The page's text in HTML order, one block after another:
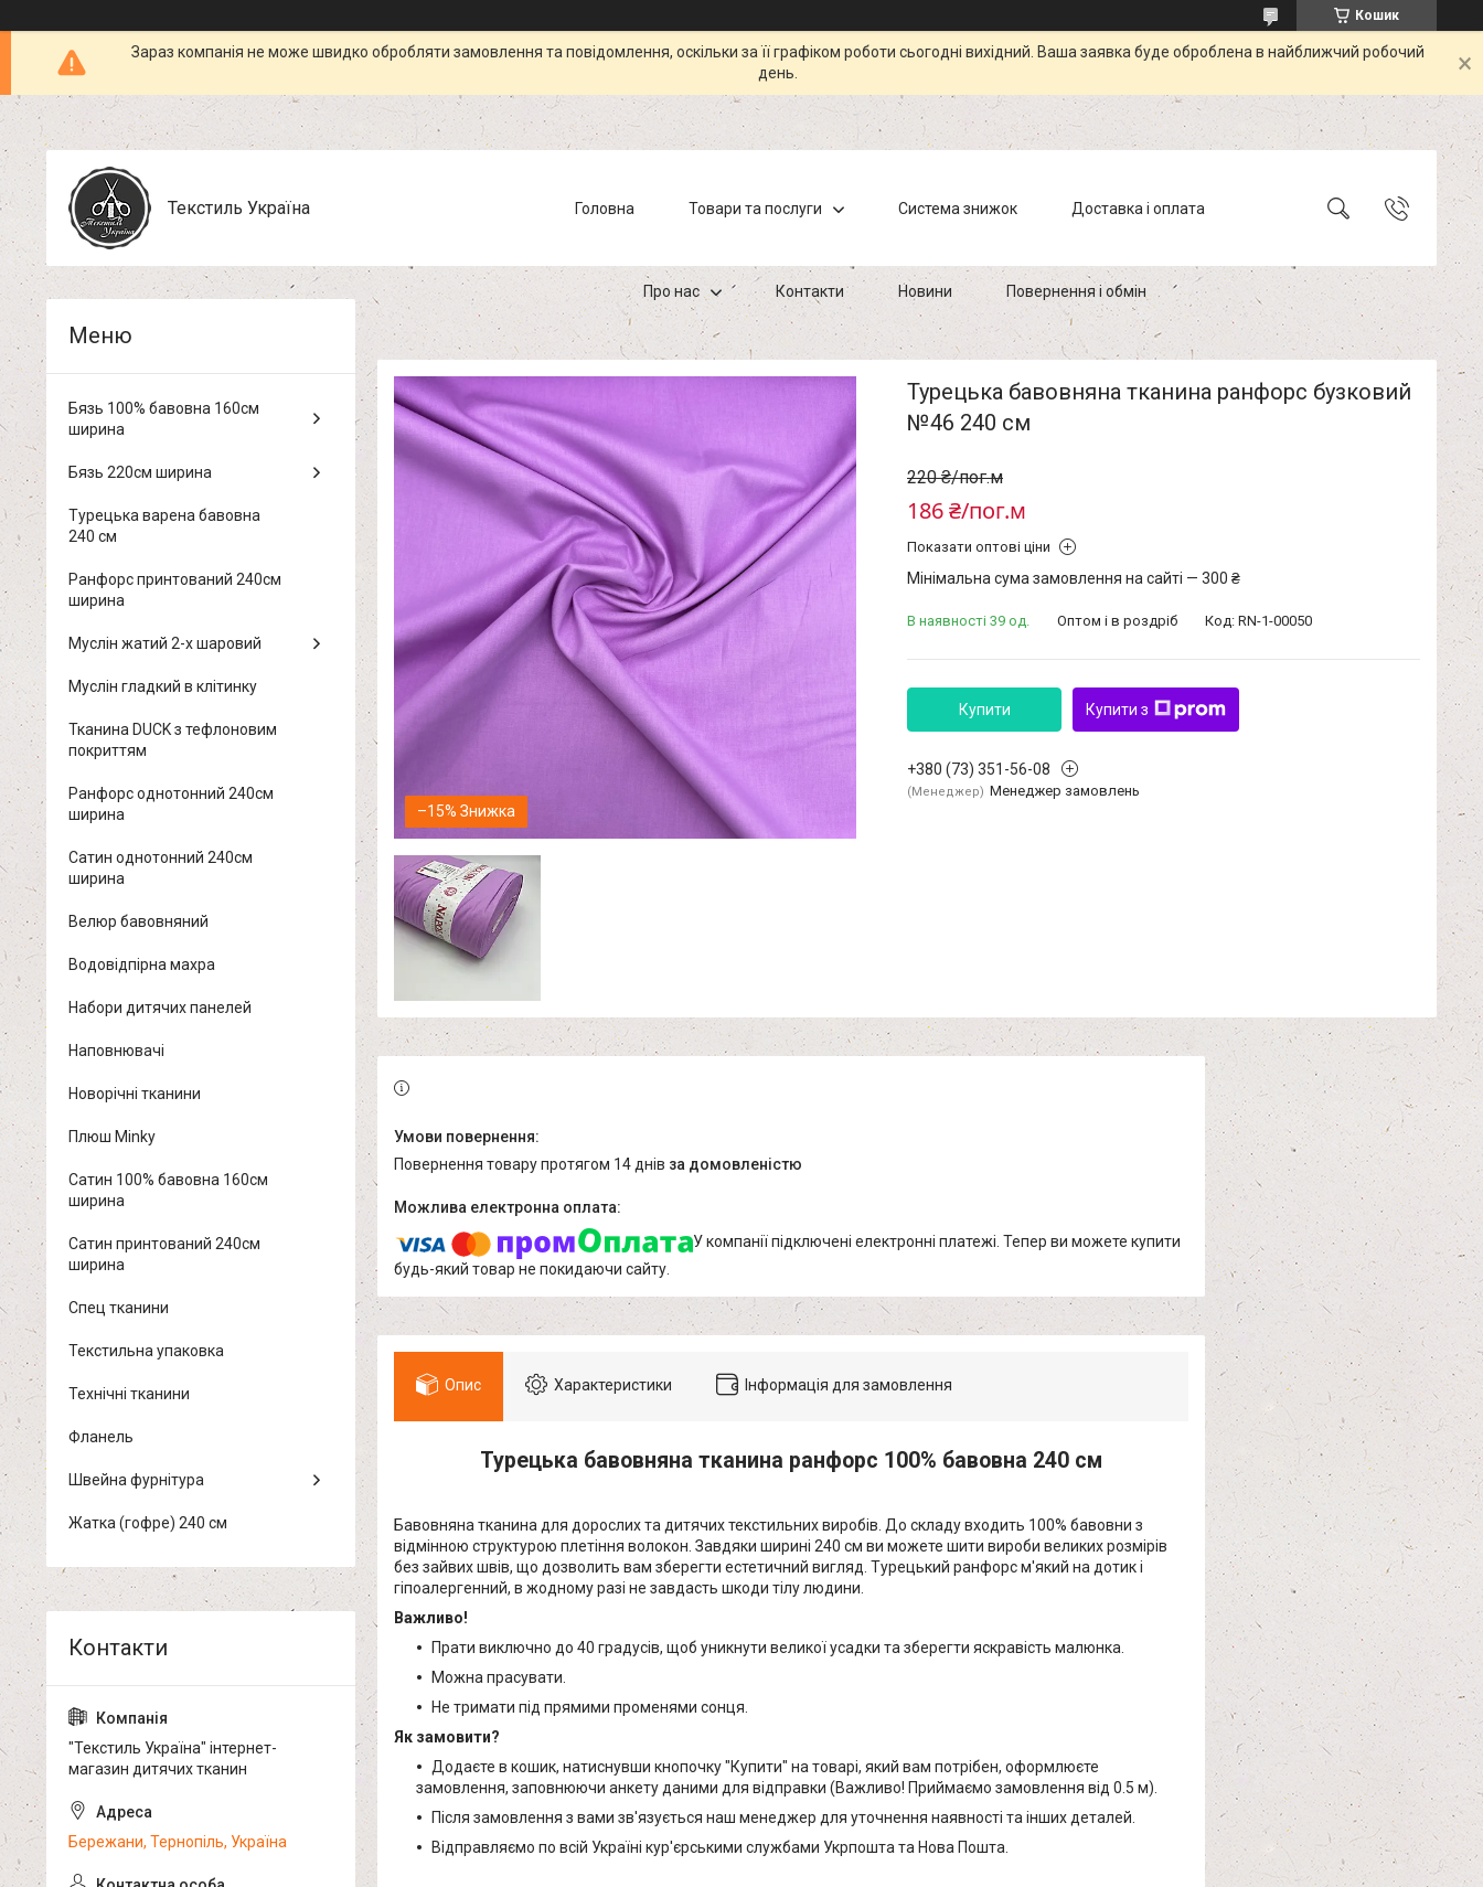
Кошик
Зараз компанія не може швидко обробляти замовлення та повідомлення, оскільки за її графіком роботи сьогодні вихідний. Ваша заявка буде оброблена в найближчий робочий
день.
Текстиль Україна Головна Товари та послуги Система знижок Доставка і оплата
Про нас Контакти Новини Повернення і обмін
–15%
Турецька бавовняна тканина ранфорс бузковий
№46 240 см
220 ₴/пог.м
186 ₴/пог.м
Показати оптові ціни
Мінімальна сума замовлення на сайті — 300 ₴
В наявності 39 од. Оптом і в роздріб Код: RN-1-00050
Купити Купити з
+380 (73) 351-56-08
Менеджер Менеджер замовлень
повернення товару протягом 14 днів за домовленістю
У компанії підключені електронні платежі. Тепер ви можете купити
будь-який товар не покидаючи сайту.
Опис Характеристики Інформація для замовлення
Турецька бавовняна тканина ранфорс 100% бавовна 240 см
Бавовняна тканина для дорослих та дитячих текстильних виробів. До складу входить 100% бавовни з
відмінною структурою плетіння волокон. Завдяки ширині 240 см ви можете шити вироби великих розмірів
без зайвих швів, що дозволить вам зберегти естетичний вигляд. Турецький ранфорс м'який на дотик і
гіпоалергенний, в жодному разі не завдасть шкоди тілу людини.
Важливо!
Прати виключно до 40 градусів, щоб уникнути великої усадки та зберегти яскравість малюнка.
Можна прасувати.
Не тримати під прямими променями сонця.
Як замовити?
Додаєте в кошик, натиснувши кнопочку "Купити" на товарі, який вам потрібен, оформлюєте
замовлення, заповнюючи анкету даними для відправки (Важливо! Приймаємо замовлення від 0.5 м).
Після замовлення з вами зв'язується наш менеджер для уточнення наявності та інших деталей.
Відправляємо по всій Україні кур'єрськими службами Укрпошта та Нова Пошта.
Бязь 100% бавовна 160см
ширина
Бязь 220см ширина
Турецька варена бавовна
240 см
Ранфорс принтований 240см
ширина
Муслін жатий 2-х шаровий
Муслін гладкий в клітинку
Тканина DUCK з тефлоновим
покриттям
Ранфорс однотонний 240см
ширина
Сатин однотонний 240см
ширина
Велюр бавовняний
Водовідпірна махра
Набори дитячих панелей
Наповнювачі
Новорічні тканини
Плюш Minky
Сатин 100% бавовна 160см
ширина
Сатин принтований 240см
ширина
Спец тканини
Текстильна упаковка
Технічні тканини
Фланель
Швейна фурнітура
Жатка (гофре) 240 см
"Текстиль Україна" інтернет-
магазин дитячих тканин
Бережани, Тернопіль, Україна